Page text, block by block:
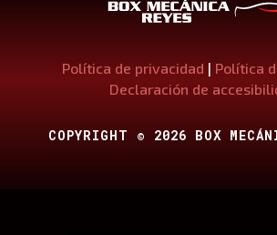
Política de privacidad | Política
Declaración de
COPYRIGHT © 2026 BOX